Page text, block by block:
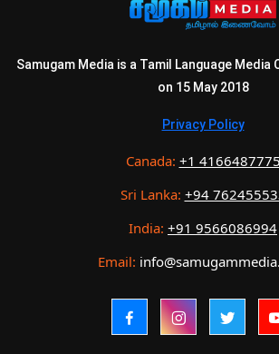
Samugam Media is a Tamil Language Media
on 15 May 2018
Privacy Policy
Canada: +1 4166487775
Sri Lanka: +94
India: +91 9566086994
Email: